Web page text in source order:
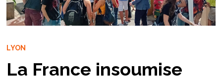
LYON
La France insoumise